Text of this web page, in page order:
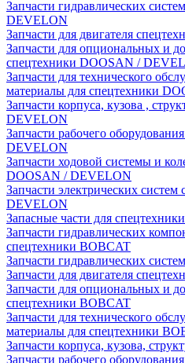
Запчасти гидравлических
DEVELON
Запчасти для двигателя
Запчасти для опциональных и
спецтехники DOOSAN /
Запчасти для технического
материалы для спецтехники
Запчасти корпуса, кузова ,
DEVELON
Запчасти рабочего
DEVELON
Запчасти ходовой системы и
DOOSAN / DEVELON
Запчасти электрических
DEVELON
Запасные части для
Запчасти гидравлических
спецтехники BOBCAT
Запчасти гидравлических
Запчасти для двигателя
Запчасти для опциональных и
спецтехники BOBCAT
Запчасти для технического
материалы для спецтехники
Запчасти корпуса, кузова,
Запчасти рабочего